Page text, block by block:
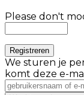
Please don't
We sturen je
komt deze e-